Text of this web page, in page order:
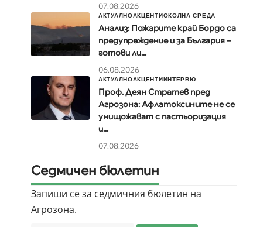
07.08.2026
АКТУАЛНОАКЦЕНТИОКОЛНА СРЕДА
Анализ: Пожарите край Бордо са
предупреждение и за България –
готови ли...
06.08.2026
АКТУАЛНОАКЦЕНТИИНТЕРВЮ
Проф. Деян Стратев пред
Агрозона: Афлатоксините не се
унищожават с пастьоризация
и...
07.08.2026
Седмичен бюлетин
Запиши се за седмичния бюлетин на
Агрозона.